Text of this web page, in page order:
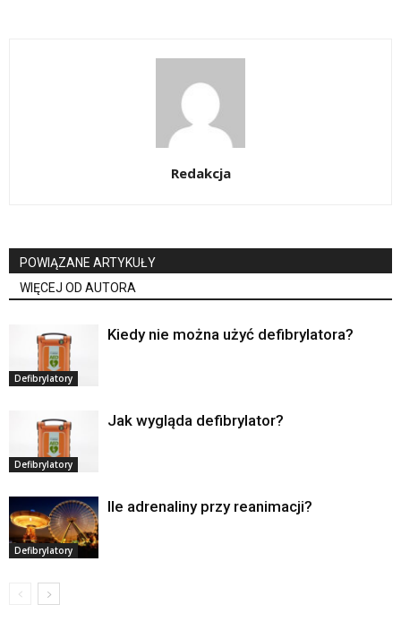
Redakcja
POWIĄZANE ARTYKUŁY
WIĘCEJ OD AUTORA
Defibrylatory
Kiedy nie można użyć defibrylatora?
Defibrylatory
Jak wygląda defibrylator?
Defibrylatory
Ile adrenaliny przy reanimacji?